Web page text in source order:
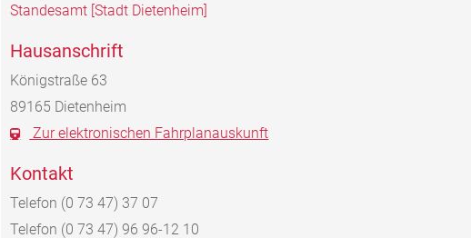
Standesamt [Stadt Dietenheim]
Hausanschrift
Königstraße 63
89165 Dietenheim
Zur elektronischen Fahrplanauskunft
Kontakt
Telefon (0 73 47) 37 07
Telefon (0 73 47) 96 96-12 10